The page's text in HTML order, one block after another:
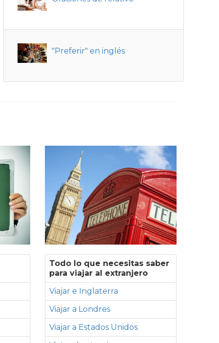
"Preferir" en inglés
Todo lo que necesitas saber
para viajar al extranjero
Viajar e Inglaterra
Viajar a Londres
Viajar a Estados Unidos